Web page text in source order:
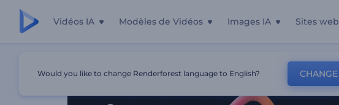
Vidéos IA Modèles de Vidéos Images IA Sites web
Would you like to change Renderforest language to English? CHANGE